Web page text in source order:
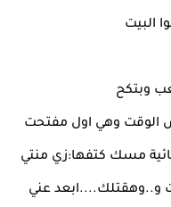
البيت
وبتكح
وهي اول مفتحت
مسك كتفها:زي منتي
و..وهقتلك....ابعد عني